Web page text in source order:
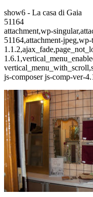
show6 - La casa di Gaia
51164
attachment,wp-
51164,attachment-
js-composer js-comp-ver-